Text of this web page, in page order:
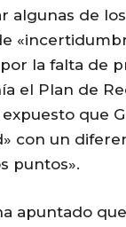
algunas de
la falta de
el Plan de
que
con un
puntos».
apuntado